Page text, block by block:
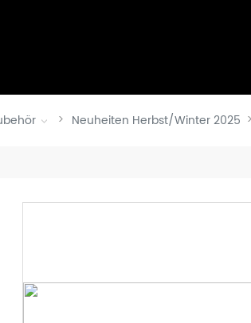
Daunenjacke
Hosen
Partner
Neuheiten Herbst/Winter 2025